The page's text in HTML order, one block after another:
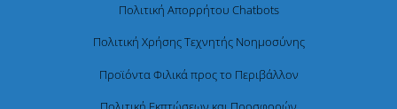
Πολιτική Απορρήτου Chatbots
Πολιτική Χρήσης Τεχνητής Νοημοσύνης
Προϊόντα Φιλικά προς το Περιβάλλον